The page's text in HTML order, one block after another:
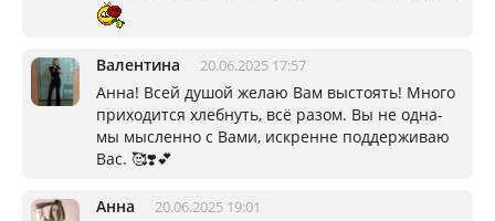
Валентина 20.06.2025 17:57
Анна! Всей душой желаю Вам выстоять! Много
приходится хлебнуть, всё разом. Вы не одна-
мы мысленно с Вами, искренне поддерживаю
Вас. 🥰❣️💕
Анна 20.06.2025 19:01